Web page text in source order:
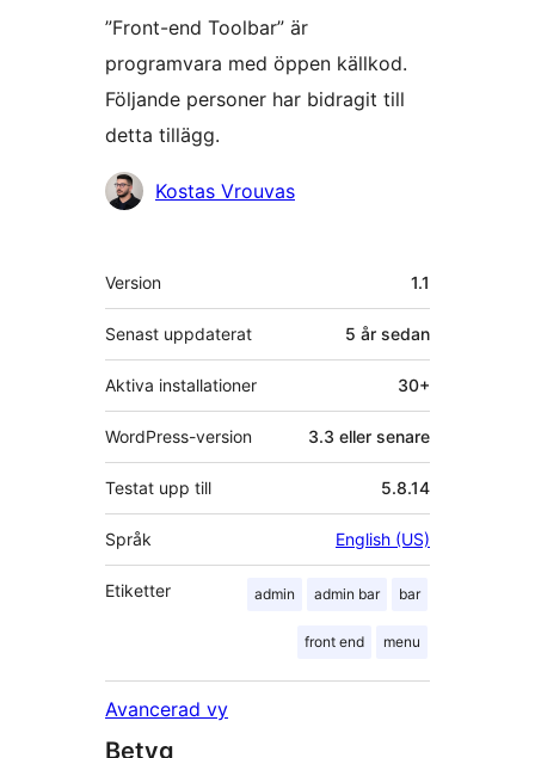
”Front-end Toolbar” är
programvara med öppen källkod.
Följande personer har bidragit till
detta tillägg.
BidragandeKostas Vrouvas
Meta
Version 1.1
Senast uppdaterat 5 år sedan
Aktiva installationer 30+
WordPress-version 3.3 eller senare
Testat upp till 5.8.14
Språk English (US)
Etiketter admin admin bar bar
front end menu
Avancerad vy
Betyg